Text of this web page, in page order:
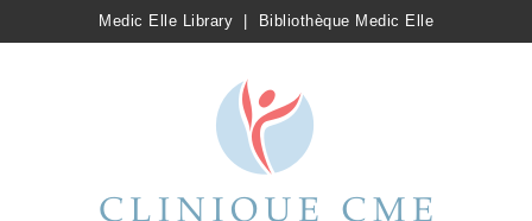
Medic Elle Library Bibliothèque Medic Elle